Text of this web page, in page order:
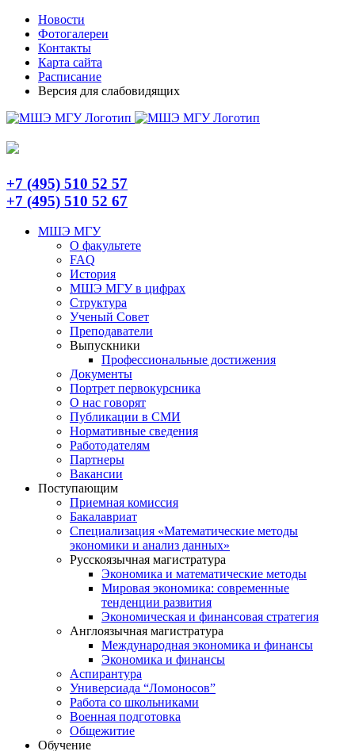
Skip
content
TelegramНовости
Фотогалереи
Контакты
Карта сайта
Расписание
Версия для слабовидящих
+7 (495) 510 52 57
+7 (495) 510 52 67
МШЭ МГУ
О факультете
FAQ
История
МШЭ МГУ в цифрах
Структура
Ученый Совет
Преподаватели
Выпускники
Профессиональные достижения
Документы
Портрет первокурсника
О нас говорят
Публикации в СМИ
Нормативные сведения
Работодателям
Партнеры
Вакансии
Поступающим
Приемная комиссия
Бакалавриат
Специализация «Математические методы
экономики и анализ данных»
Русскоязычная магистратура
Экономика и математические методы
Мировая экономика: современные
тенденции развития
Экономическая и финансовая стратегия
Англоязычная магистратура
Международная экономика и финансы
Экономика и финансы
Аспирантура
Универсиада “Ломоносов”
Работа со школьниками
Военная подготовка
Общежитие
Обучение